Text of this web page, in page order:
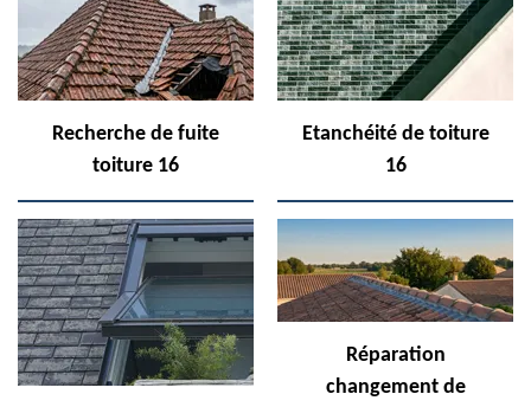
Recherche de fuite
toiture 16
Etanchéité de toiture
16
Réparation
changement de